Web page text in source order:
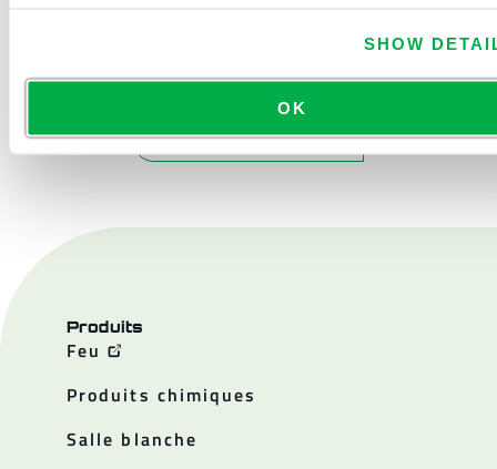
SHOW
OK
NOUS CONTACTER
Produits
Feu
Produits chimiques
Salle blanche